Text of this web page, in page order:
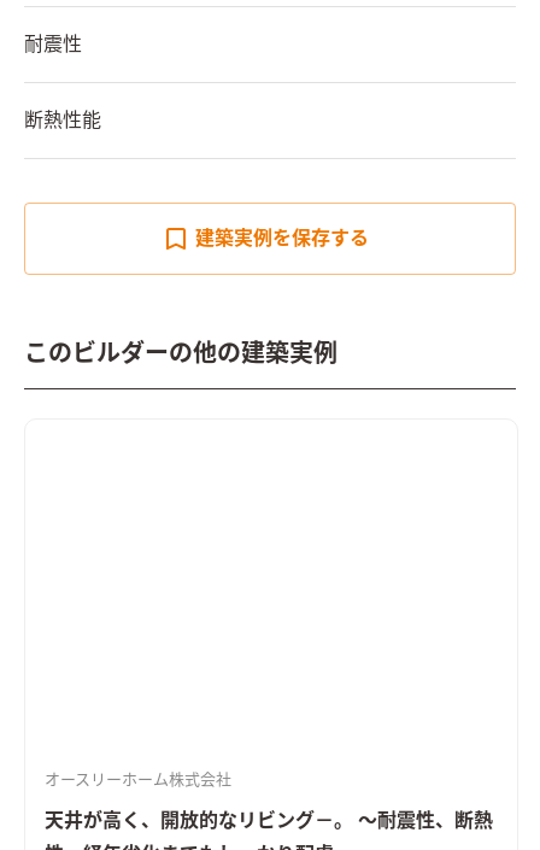
耐震性
断熱性能
建築実例を保存する
このビルダーの他の建築実例
オースリーホーム株式会社
天井が高く、開放的なリビング－。 ～耐震性、断熱